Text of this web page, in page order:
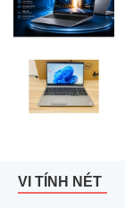
VI TÍNH NÉT